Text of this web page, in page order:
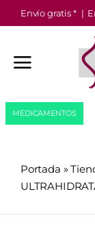
Saltar
al
Envío gratis * |
MEDICAMENTOS
Portada »